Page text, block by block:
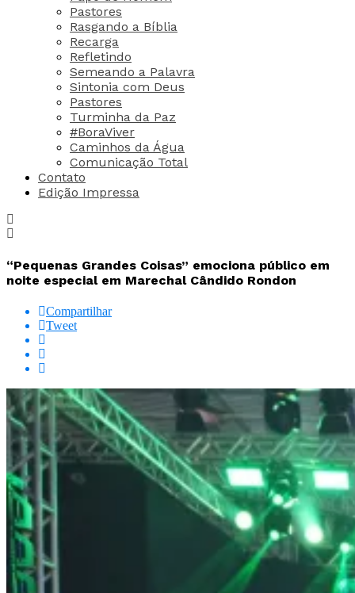
Pastores
Rasgando a Bíblia
Recarga
Refletindo
Semeando a Palavra
Sintonia com Deus
Pastores
Turminha da Paz
#BoraViver
Caminhos da Água
Comunicação Total
Contato
Edição Impressa
“Pequenas Grandes Coisas” emociona público em
noite especial em Marechal Cândido Rondon
Compartilhar
Tweet